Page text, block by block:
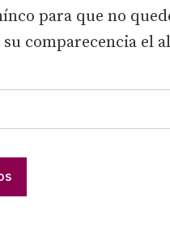
para que no
comparecencia el